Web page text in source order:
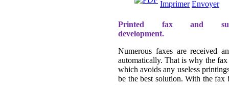
Printed fax and
development.
Numerous faxes are received
automatically. That is why the
which avoids any useless
be the best solution. With the fax